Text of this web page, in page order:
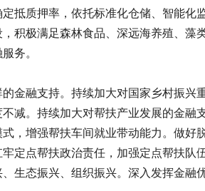
抵质押率，依托标准化仓储、智能
积极满足森林食品、深远海养殖、
务。
的金融支持。持续加大对国家乡村振
减。持续加大对帮扶产业发展的金
，增强帮扶车间就业带动能力。做
牢定点帮扶政治责任，加强定点帮扶
生态振兴、组织振兴。深入发挥金融